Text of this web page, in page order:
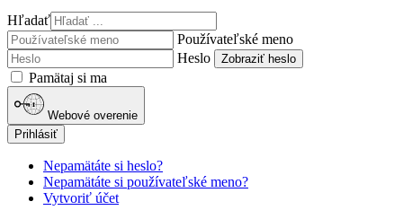
Hľadať
Používateľské meno
Heslo
Zobraziť heslo
Pamätaj si ma
Webové overenie
Prihlásiť
Nepamätáte si heslo?
Nepamätáte si používateľské meno?
Vytvoriť účet